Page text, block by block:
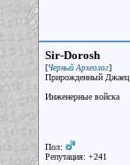
Sir-Dorosh
[Черный Археолог]
Прирожденный Джаец
Инженерные войска
Пол:
Репутация: +241